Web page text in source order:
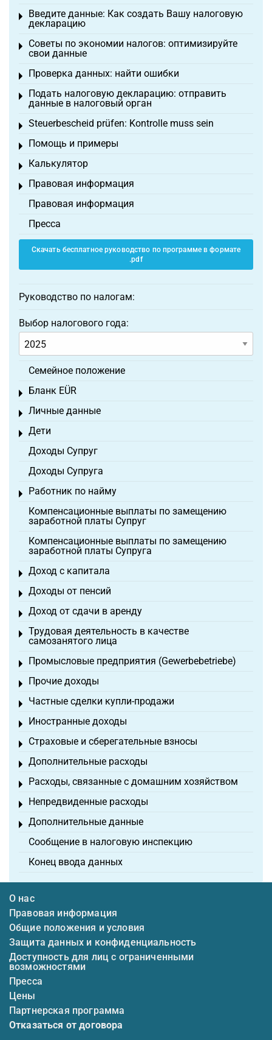
Введите данные: Как создать Вашу налоговую
декларацию
Toggle menu
Советы по экономии налогов: оптимизируйте
свои данные
Toggle menu
Проверка данных: найти ошибки
Toggle menu
Подать налоговую декларацию: отправить
данные в налоговый орган
Toggle menu
Steuerbescheid prüfen: Kontrolle muss sein
Toggle menu
Помощь и примеры
Toggle menu
Калькулятор
Toggle menu
Правовая информация
Toggle menu
Правовая информация
Пресса
Скачать бесплатное руководство по программе в формате
.pdf
Руководство по налогам:
Выбор налогового года:
Семейное положение
Бланк EÜR
Toggle menu
Личные данные
Toggle menu
Дети
Toggle menu
Доходы Супруг
Доходы Супруга
Работник по найму
Toggle menu
Компенсационные выплаты по замещению
заработной платы Супруг
Компенсационные выплаты по замещению
заработной платы Супруга
Доход с капитала
Toggle menu
Доходы от пенсий
Toggle menu
Доход от сдачи в аренду
Toggle menu
Трудовая деятельность в качестве
самозанятого лица
Toggle menu
Промысловые предприятия (Gewerbebetriebe)
Toggle menu
Прочие доходы
Toggle menu
Частные сделки купли-продажи
Toggle menu
Иностранные доходы
Toggle menu
Страховые и сберегательные взносы
Toggle menu
Дополнительные расходы
Toggle menu
Расходы, связанные с домашним хозяйством
Toggle menu
Непредвиденные расходы
Toggle menu
Дополнительные данные
Toggle menu
Сообщение в налоговую инспекцию
Конец ввода данных
О нас
Правовая информация
Общие положения и условия
Защита данных и конфиденциальность
Доступность для лиц с ограниченными
возможностями
Пресса
Цены
Партнерская программа
Отказаться от договора